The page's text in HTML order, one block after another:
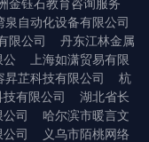
金钰石教育咨询服务
泉自动化设备有限公司
限公司
丹东江林金属
公
上海如潇贸易有限
昇芷科技有限公司
杭
有限公司
湖北省长
司
哈尔滨市暖言文
司
义乌市陌桃网络